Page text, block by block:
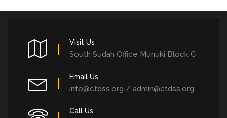
Visit Us
South Sudan Office Munuki Block C
Email Us
info@ctdss.org / admin@ctdss.org
Call Us